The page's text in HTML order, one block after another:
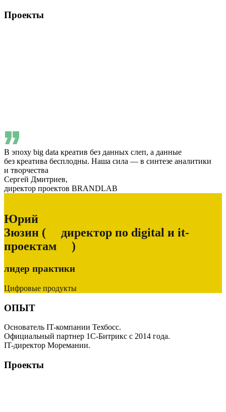
Проекты
В эпоху big data креатив без данных слеп, а данные
без креатива бесплодны. Наша сила — в синтезе аналитики
и творчества
Сергей Дмитриев,
директор проектов BRANDLAB
Юрий
Зюзин ( директор по digital и it-
проектам )
лидер практики
Цифровые продукты
ОПЫТ
Основатель IT-компании Техбосс.
Официальный партнер 1С-Битрикс с 2014 года.
IT-директор Моремании.
Проекты